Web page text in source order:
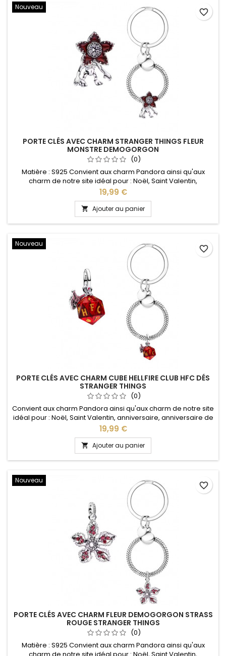
Nouveau
PORTE CLÉS AVEC CHARM STRANGER THINGS FLEUR
MONSTRE DEMOGORGON
(0)
Matière : S925 Convient aux charm Pandora ainsi qu'aux
charm de notre site idéal pour : Noël, Saint Valentin,
anniversaire, anniversaire de mariage L'ouverture pour les
charms se fait au niveau de la boule Le Charm est vendu
avec le porte clés
Prix
19,99 €
 Ajouter au panier
favorite_border
Nouveau
PORTE CLÉS AVEC CHARM CUBE HELLFIRE CLUB HFC DÉS
STRANGER THINGS
(0)
Convient aux charm Pandora ainsi qu'aux charm de notre site
idéal pour : Noël, Saint Valentin, anniversaire, anniversaire de
mariage L'ouverture pour les charms se fait au niveau de la
boule Le Charm est vendu avec le porte clés Matière : S925
Prix
19,99 €
 Ajouter au panier
favorite_border
Nouveau
PORTE CLÉS AVEC CHARM FLEUR DEMOGORGON STRASS
ROUGE STRANGER THINGS
(0)
Matière : S925 Convient aux charm Pandora ainsi qu'aux
favorite_border